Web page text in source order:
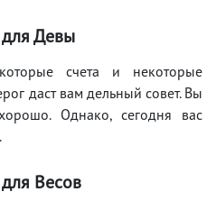
Девы
счета и некоторые
даст вам дельный совет. Вы
Однако, сегодня вас
Весов